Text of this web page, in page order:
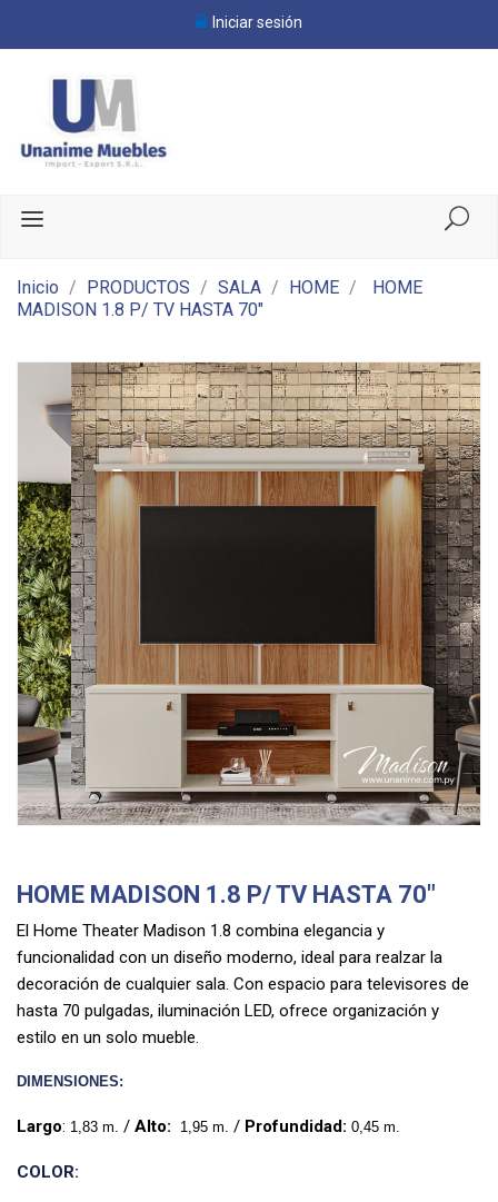
Iniciar sesión
Inicio PRODUCTOS SALA HOME
HOME
MADISON 1.8 P/ TV HASTA 70"
HOME MADISON 1.8 P/ TV HASTA 70"
El Home Theater Madison 1.8 combina elegancia y
funcionalidad con un diseño moderno, ideal para realzar la
decoración de cualquier sala. Con espacio para televisores de
hasta 70 pulgadas, iluminación LED, ofrece organización y
estilo en un solo mueble.
DIMENSIONES:
Largo: 1,83 m. / Alto: 1,95 m. / Profundidad: 0,45 m.
COLOR: